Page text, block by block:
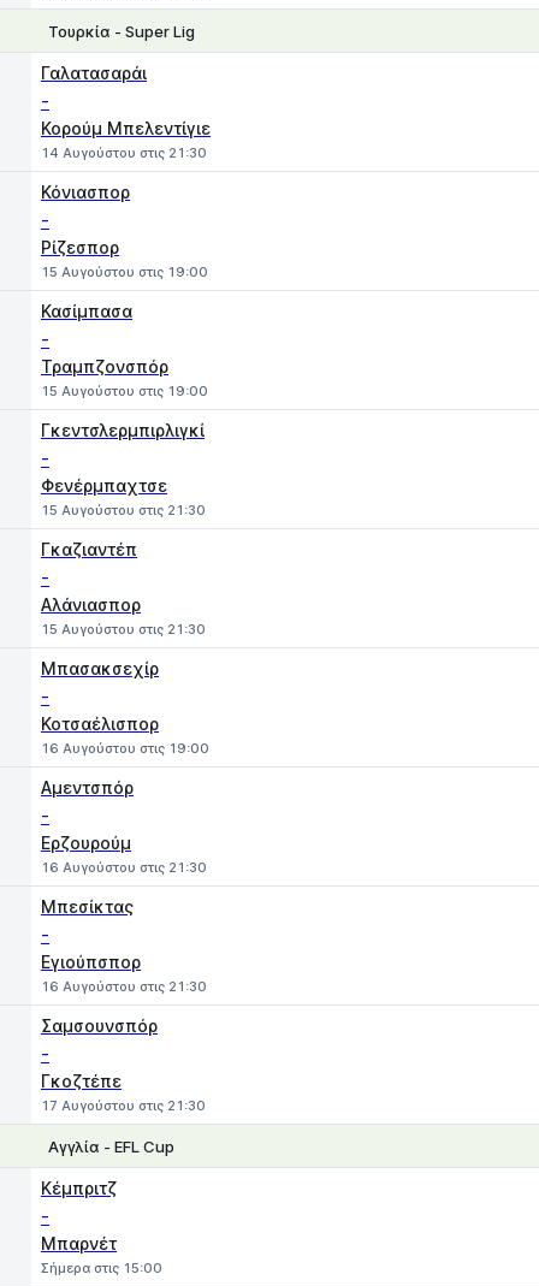
Τουρκία - Super Lig
Γαλατασαράι
-
Κορούμ Μπελεντίγιε
14 Αυγούστου στις 21:30
Κόνιασπορ
-
Ρίζεσπορ
15 Αυγούστου στις 19:00
Κασίμπασα
-
Τραμπζονσπόρ
15 Αυγούστου στις 19:00
Γκεντσλερμπιρλιγκί
-
Φενέρμπαχτσε
15 Αυγούστου στις 21:30
Γκαζιαντέπ
-
Αλάνιασπορ
15 Αυγούστου στις 21:30
Μπασακσεχίρ
-
Κοτσαέλισπορ
16 Αυγούστου στις 19:00
Αμεντσπόρ
-
Ερζουρούμ
16 Αυγούστου στις 21:30
Μπεσίκτας
-
Εγιούπσπορ
16 Αυγούστου στις 21:30
Σαμσουνσπόρ
-
Γκοζτέπε
17 Αυγούστου στις 21:30
Αγγλία - EFL Cup
Κέμπριτζ
-
Μπαρνέτ
Σήμερα στις 15:00